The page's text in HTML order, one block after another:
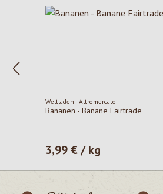
Weltladen - Altromercato
Bananen - Banane Fairtrade
Prezzo normale:
3,99 € / kg